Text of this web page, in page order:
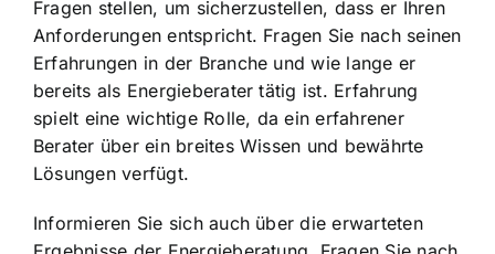
Fragen stellen, um sicherzustellen, dass er Ihren
Anforderungen entspricht. Fragen Sie nach seinen
Erfahrungen in der Branche und wie lange er
bereits als Energieberater tätig ist. Erfahrung
spielt eine wichtige Rolle, da ein erfahrener
Berater über ein breites Wissen und bewährte
Lösungen verfügt.
Informieren Sie sich auch über die erwarteten